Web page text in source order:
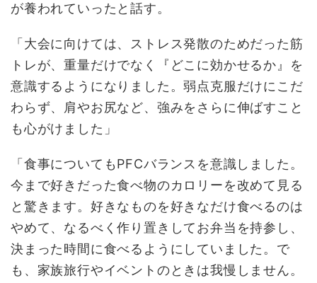
が養われていったと話す。
「大会に向けては、ストレス発散のためだった筋
トレが、重量だけでなく『どこに効かせるか』を
意識するようになりました。弱点克服だけにこだ
わらず、肩やお尻など、強みをさらに伸ばすこと
も心がけました」
「食事についてもPFCバランスを意識しました。
今まで好きだった食べ物のカロリーを改めて見る
と驚きます。好きなものを好きなだけ食べるのは
やめて、なるべく作り置きしてお弁当を持参し、
決まった時間に食べるようにしていました。で
も、家族旅行やイベントのときは我慢しません。